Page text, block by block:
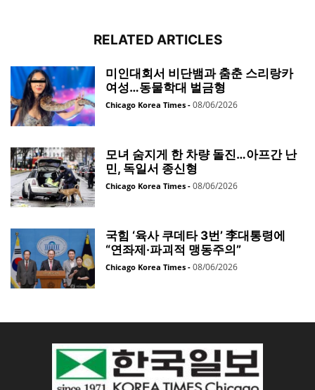
RELATED ARTICLES
미인대회서 비단뱀과 춤춘 스리랑카
여성…동물학대 벌금형
Chicago Korea Times - 08/06/2026
모녀 숨지게 한 차량 돌진…아프간 난
민, 독일서 종신형
Chicago Korea Times - 08/06/2026
국힘 ‘육사 쿠데타 3번’ 李대통령에
“연좌제·파괴적 맹동주의”
Chicago Korea Times - 08/06/2026